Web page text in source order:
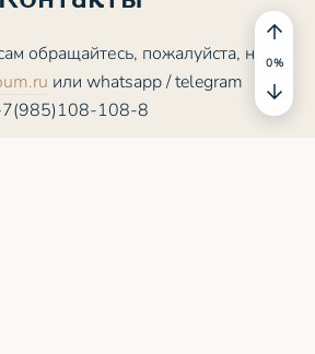
обращайтесь, пожалуйста, на
или whatsapp / telegram
108-8